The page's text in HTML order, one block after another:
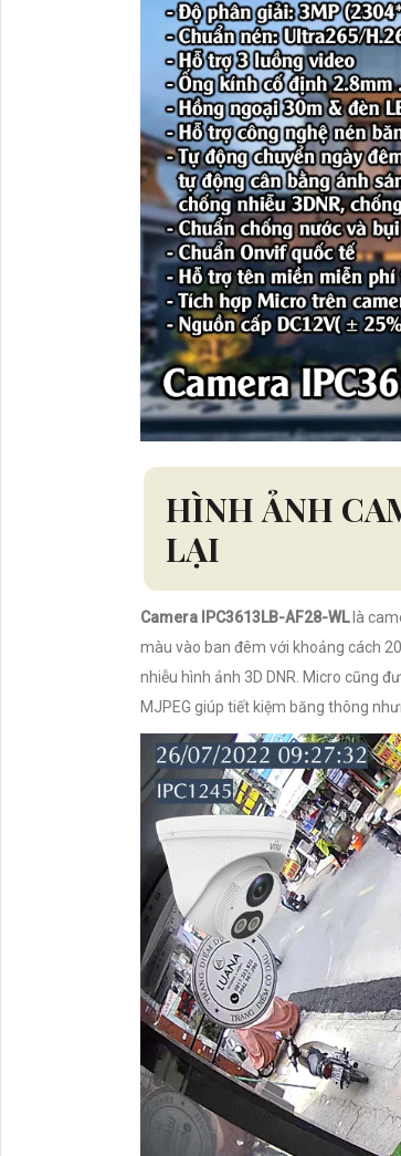
HÌNH ẢNH
LẠI
Camera IPC3613LB-AF28-WL là
màu vào ban đêm với khoảng cách
nhiễu hình ảnh 3D DNR. Micro cũng
MJPEG giúp tiết kiệm băng thông